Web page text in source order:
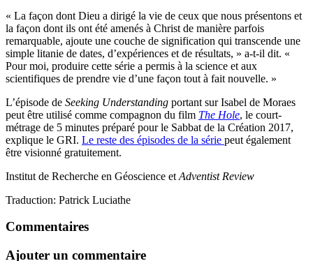
« La façon dont Dieu a dirigé la vie de ceux que nous présentons et
la façon dont ils ont été amenés à Christ de manière parfois
remarquable, ajoute une couche de signification qui transcende une
simple litanie de dates, d’expériences et de résultats, » a-t-il dit. «
Pour moi, produire cette série a permis à la science et aux
scientifiques de prendre vie d’une façon tout à fait nouvelle. »
L’épisode de Seeking Understanding portant sur Isabel de Moraes
peut être utilisé comme compagnon du film The Hole, le court-
métrage de 5 minutes préparé pour le Sabbat de la Création 2017,
explique le GRI. Le reste des épisodes de la série peut également
être visionné gratuitement.
Institut de Recherche en Géoscience et Adventist Review
Traduction: Patrick Luciathe
Commentaires
Ajouter un commentaire